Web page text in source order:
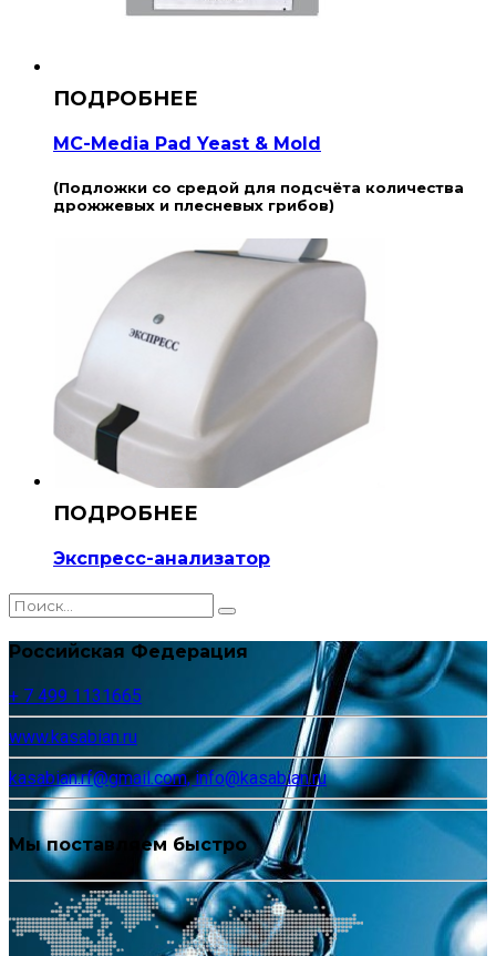
MC-Media Pad Yeast & Mold
(Подложки со средой для подсчёта количества
дрожжевых и плесневых грибов)
Экспресс-анализатор
Российская Федерация
+ 7 499 1131665
www.kasabian.ru
kasabian.rf@gmail.com, info@kasabian.ru
Мы поставляем быстро